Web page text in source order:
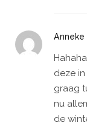
Anneke
deze
graag
nu
de